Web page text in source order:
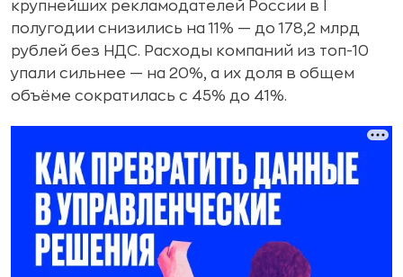
крупнейших рекламодателей России в I
полугодии снизились на 11% — до 178,2 млрд
рублей без НДС. Расходы компаний из топ-10
упали сильнее — на 20%, а их доля в общем
объёме сократилась с 45% до 41%.